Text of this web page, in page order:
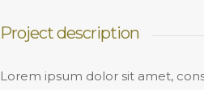
Project description
Lorem ipsum dolor sit amet,